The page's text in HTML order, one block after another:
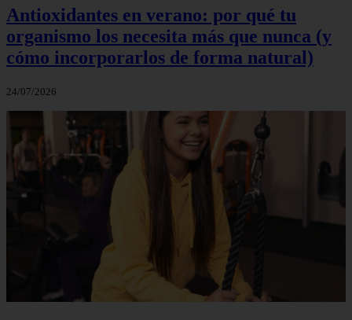
Antioxidantes en verano: por qué tu
organismo los necesita más que nunca (y
cómo incorporarlos de forma natural)
24/07/2026